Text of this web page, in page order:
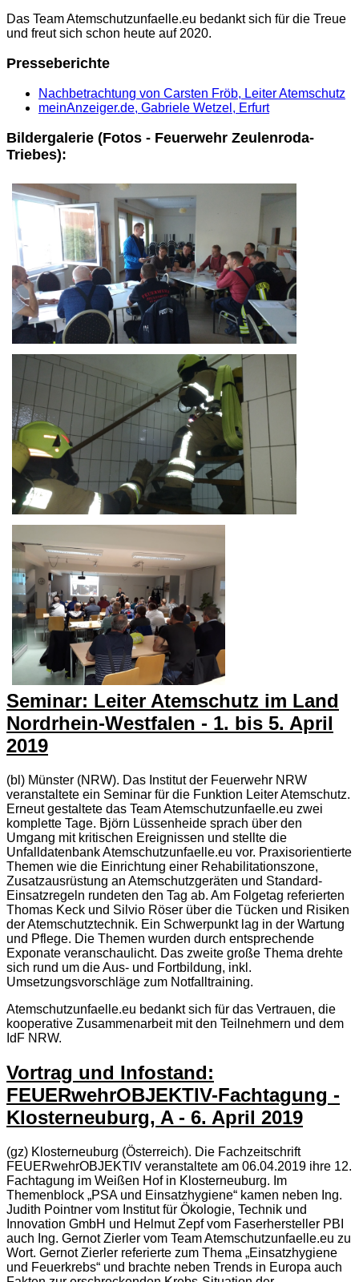
Das Team Atemschutzunfaelle.eu bedankt sich für die Treue
und freut sich schon heute auf 2020.
Presseberichte
Nachbetrachtung von Carsten Fröb, Leiter Atemschutz
meinAnzeiger.de, Gabriele Wetzel, Erfurt
Bildergalerie (Fotos - Feuerwehr Zeulenroda-
Triebes):
Seminar: Leiter Atemschutz im Land
Nordrhein-Westfalen - 1. bis 5. April
2019
(bl) Münster (NRW). Das Institut der Feuerwehr NRW
veranstaltete ein Seminar für die Funktion Leiter Atemschutz.
Erneut gestaltete das Team Atemschutzunfaelle.eu zwei
komplette Tage. Björn Lüssenheide sprach über den
Umgang mit kritischen Ereignissen und stellte die
Unfalldatenbank Atemschutzunfaelle.eu vor. Praxisorientierte
Themen wie die Einrichtung einer Rehabilitationszone,
Zusatzausrüstung an Atemschutzgeräten und Standard-
Einsatzregeln rundeten den Tag ab. Am Folgetag referierten
Thomas Keck und Silvio Röser über die Tücken und Risiken
der Atemschutztechnik. Ein Schwerpunkt lag in der Wartung
und Pflege. Die Themen wurden durch entsprechende
Exponate veranschaulicht. Das zweite große Thema drehte
sich rund um die Aus- und Fortbildung, inkl.
Umsetzungsvorschläge zum Notfalltraining.
Atemschutzunfaelle.eu bedankt sich für das Vertrauen, die
kooperative Zusammenarbeit mit den Teilnehmern und dem
IdF NRW.
Vortrag und Infostand:
FEUERwehrOBJEKTIV-Fachtagung -
Klosterneuburg, A - 6. April 2019
(gz) Klosterneuburg (Österreich). Die Fachzeitschrift
FEUERwehrOBJEKTIV veranstaltete am 06.04.2019 ihre 12.
Fachtagung im Weißen Hof in Klosterneuburg. Im
Themenblock „PSA und Einsatzhygiene“ kamen neben Ing.
Judith Pointner vom Institut für Ökologie, Technik und
Innovation GmbH und Helmut Zepf vom Faserhersteller PBI
auch Ing. Gernot Zierler vom Team Atemschutzunfaelle.eu zu
Wort. Gernot Zierler referierte zum Thema „Einsatzhygiene
und Feuerkrebs“ und brachte neben Trends in Europa auch